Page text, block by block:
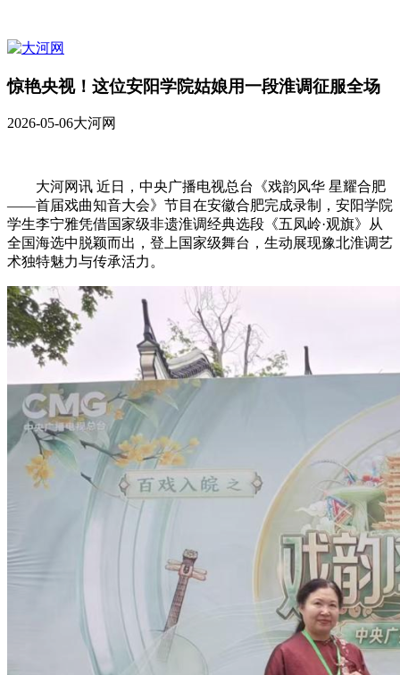
惊艳央视！这位安阳学院姑娘用一段淮调征服全场
2026-05-06大河网
大河网讯 近日，中央广播电视总台《戏韵风华 星耀合肥
——首届戏曲知音大会》节目在安徽合肥完成录制，安阳学院
学生李宁雅凭借国家级非遗淮调经典选段《五凤岭·观旗》从
全国海选中脱颖而出，登上国家级舞台，生动展现豫北淮调艺
术独特魅力与传承活力。